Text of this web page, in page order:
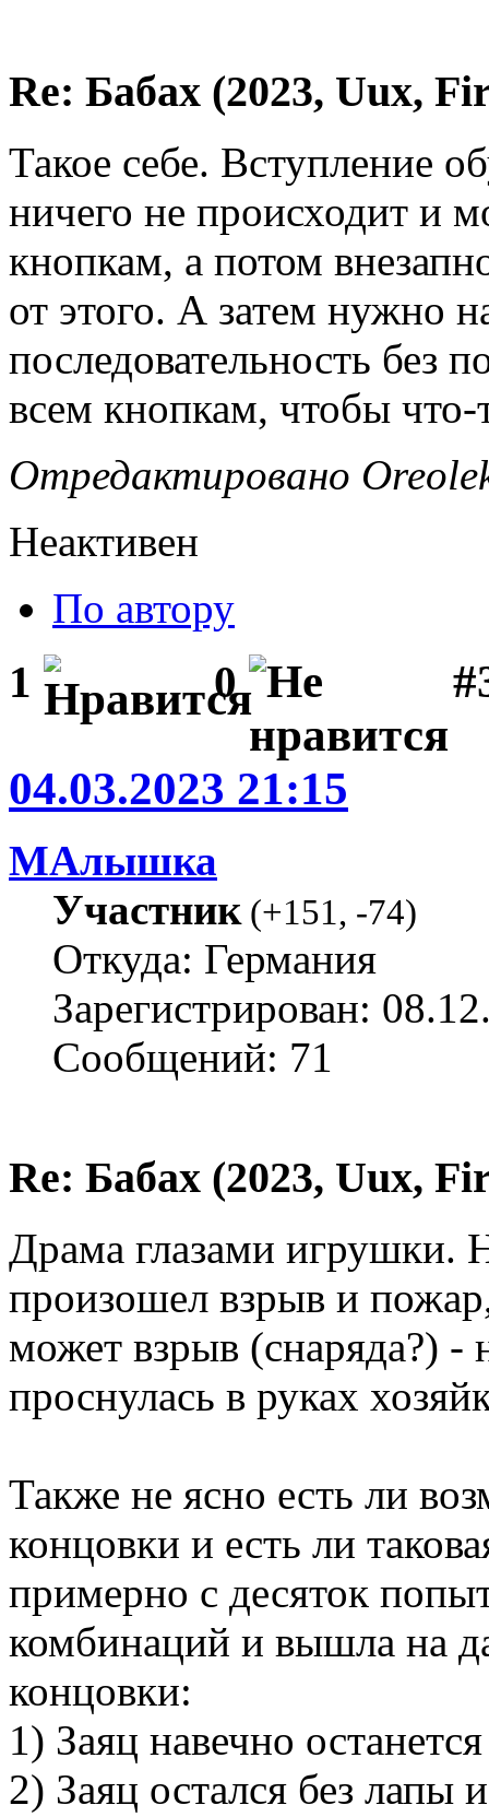
Re: Бабах (2023, Uux,
Такое себе. Вступление
ничего не происходит и
кнопкам, а потом
от этого. А затем нужно
последовательность без
всем кнопкам, чтобы
Отредактировано
Неактивен
По автору
1 0
04.03.2023 21:15
МАлышка
Участник(+151, -74)
Откуда: Германия
Зарегистрирован:
Сообщений: 71
Re: Бабах (2023, Uux,
Драма глазами игрушки.
произошел взрыв и
может взрыв (снаряда?) -
проснулась в руках
Также не ясно есть ли
концовки и есть ли
примерно с десяток
комбинаций и вышла на
концовки:
1) Заяц навечно
2) Заяц остался без лапы